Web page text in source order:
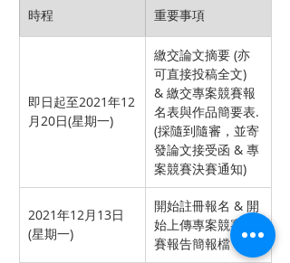
時程 重要事項
即日起至2021年12
月20日(星期一)
繳交論文摘要 (亦
可直接投稿全文)
& 繳交專案競賽報
名表與作品簡要表.
(採隨到隨審，並寄
發論文接受函 & 專
案競賽決賽通知)
2021年12月13日
(星期一)
開始註冊報名 & 開
始上傳專案競賽決
賽報告簡報檔